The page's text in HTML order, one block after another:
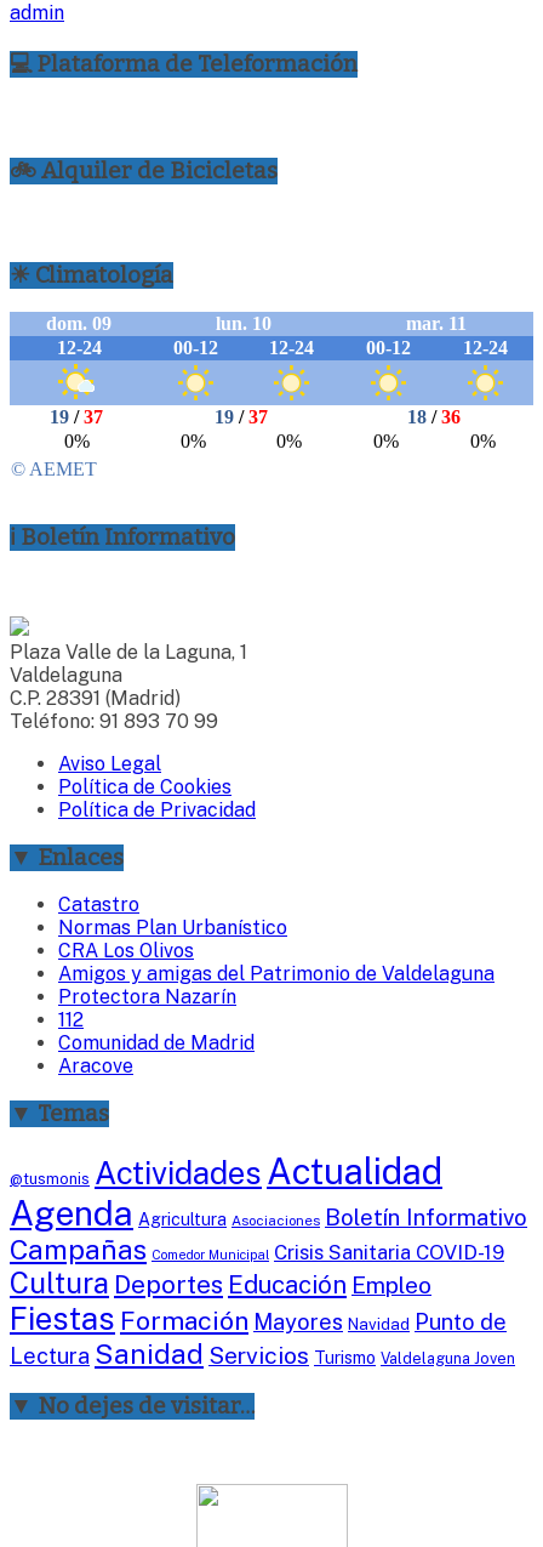
admin
💻 Plataforma de Teleformación
🚲 Alquiler de Bicicletas
☀ Climatología
ℹ Boletín Informativo
Plaza Valle de la Laguna, 1
Valdelaguna
C.P. 28391 (Madrid)
Teléfono: 91 893 70 99
Aviso Legal
Política de Cookies
Política de Privacidad
▼ Enlaces
Catastro
Normas Plan Urbanístico
CRA Los Olivos
Amigos y amigas del Patrimonio de Valdelaguna
Protectora Nazarín
112
Comunidad de Madrid
Aracove
▼ Temas
@tusmonis ActividadesActualidad
Agenda Agricultura Asociaciones Boletín Informativo
Campañas Comedor Municipal Crisis Sanitaria COVID-19
Cultura Deportes Educación Empleo
Fiestas Formación Mayores Navidad Punto de
Lectura Sanidad Servicios Turismo Valdelaguna Joven
▼ No dejes de visitar…